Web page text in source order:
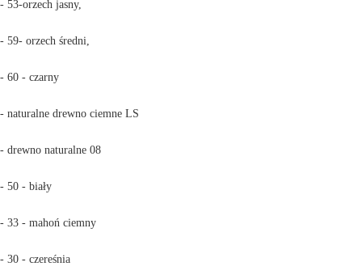
- 53-orzech jasny,
- 59- orzech średni,
- 60 - czarny
- naturalne drewno ciemne LS
- drewno naturalne 08
- 50 - biały
- 33 - mahoń ciemny
- 30 - czereśnia